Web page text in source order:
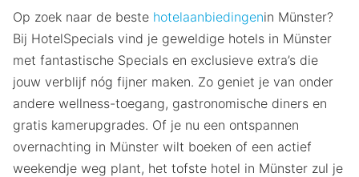
Op zoek naar de beste hotelaanbiedingenin Münster?
Bij HotelSpecials vind je geweldige hotels in Münster
met fantastische Specials en exclusieve extra’s die
jouw verblijf nóg fijner maken. Zo geniet je van onder
andere wellness-toegang, gastronomische diners en
gratis kamerupgrades. Of je nu een ontspannen
overnachting in Münster wilt boeken of een actief
weekendje weg plant, het tofste hotel in Münster zul je